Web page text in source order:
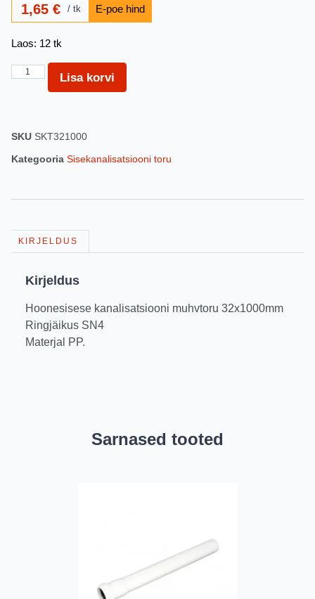
1,65€ tk
Laos: 12 tk
Lisa korvi
SKU SKT321000
Kategooria Sisekanalisatsiooni toru
KIRJELDUS
Kirjeldus
Hoonesisese kanalisatsiooni muhvtoru 32x1000mm
Ringjäikus SN4
Materjal PP.
Sarnased tooted